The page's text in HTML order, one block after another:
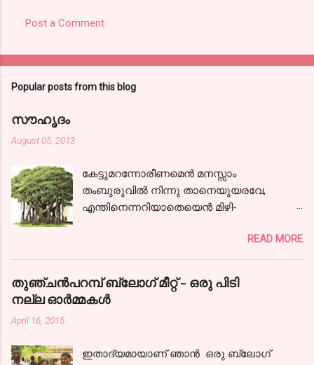
Post a Comment
Popular posts from this blog
സൗഹൃദം
August 05, 2013
കേട്ടുമറന്നോരീണമെന്‍ മനസ്സാം
തംബുരുവില്‍ നിന്നു താനെയുയരവേ,
എന്തിനെന്നറിയാതെയെന്‍ മിഴി-
ഞാനേറെ ദൂരം പോയ്‌ കാണാകാഴ്ചകള്‍
തന്‍ മാധുര്യവുമായ്; ഒടുവിലൊരു
പന്ഥാവിന്‍ മുന്നിലെത്തിയന്തിച്ചു- നില്‍ക്കേ
കേട്ടു,ഞാനായീണം വീണ്ടും.
നിന്നോര്‍മ്മകളെന്നില്‍ നിറഞ്ഞ നേരം നിന്‍
കാലത്തിന്‍ വഴികളിലൂടൊന്ന്‍ തിരിഞ്ഞു
READ MORE
തുഞ്ചന്‍പറമ്പ് ബ്ലോഗ്‌ മീറ്റ്‌ - ഒരു പിടി
നല്ല ഓര്‍മ്മകള്‍
April 16, 2015
ഇതാദ്യമായാണ് ഞാന്‍ ഒരു ബ്ലോഗ്‌